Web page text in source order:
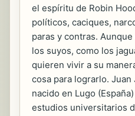
el espíritu de Robin
políticos, caciques,
paras y contras.
los suyos, como los
quieren vivir a su
cosa para lograrlo. Juan
nacido en Lugo
estudios universitarios